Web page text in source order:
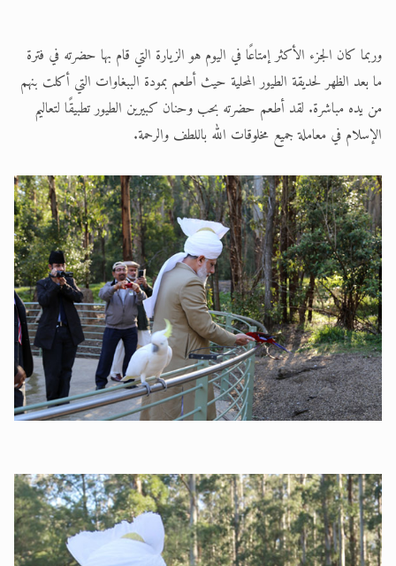
وربما كان الجزء الأكثر إمتاعًا في اليوم هو الزيارة التي قام بها حضرته في فترة
ما بعد الظهر لحديقة الطيور المحلية حيث أطعم بمودة الببغاوات التي أكلت بنهم
من يده مباشرة. لقد أطعم حضرته بحب وحنان كبيرين الطيور تطبيقًا لتعاليم
الإسلام في معاملة جميع مخلوقات الله باللطف والرحمة.